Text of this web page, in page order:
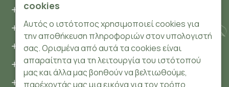
Όροι και συνθήκες
Προσωπικά δεδομένα
Ασφάλεια
Τρόποι Πληρωμής
Τρόποι Αποστολής
cookies
Αυτός ο ιστότοπος χρησιμοποιεί cookies για
την αποθήκευση πληροφοριών στον υπολογιστή
σας. Ορισμένα από αυτά τα cookies είναι
απαραίτητα για τη λειτουργία του ιστότοπού
μας και άλλα μας βοηθούν να βελτιωθούμε,
παρέχοντάς μας μια εικόνα για τον τρόπο